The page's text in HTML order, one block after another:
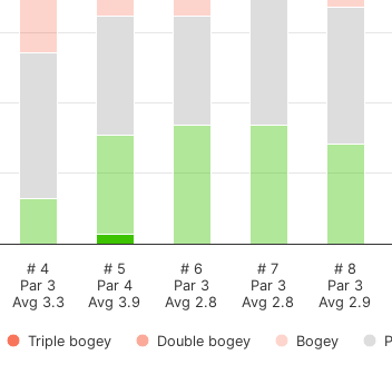
Triple bogey Double bogey Bogey
# 4
Par 3
Avg 3.3
# 5
Par 4
Avg 3.9
# 6
Par 3
Avg 2.8
# 7
Par 3
Avg 2.8
# 8
Par 3
Avg 2.9